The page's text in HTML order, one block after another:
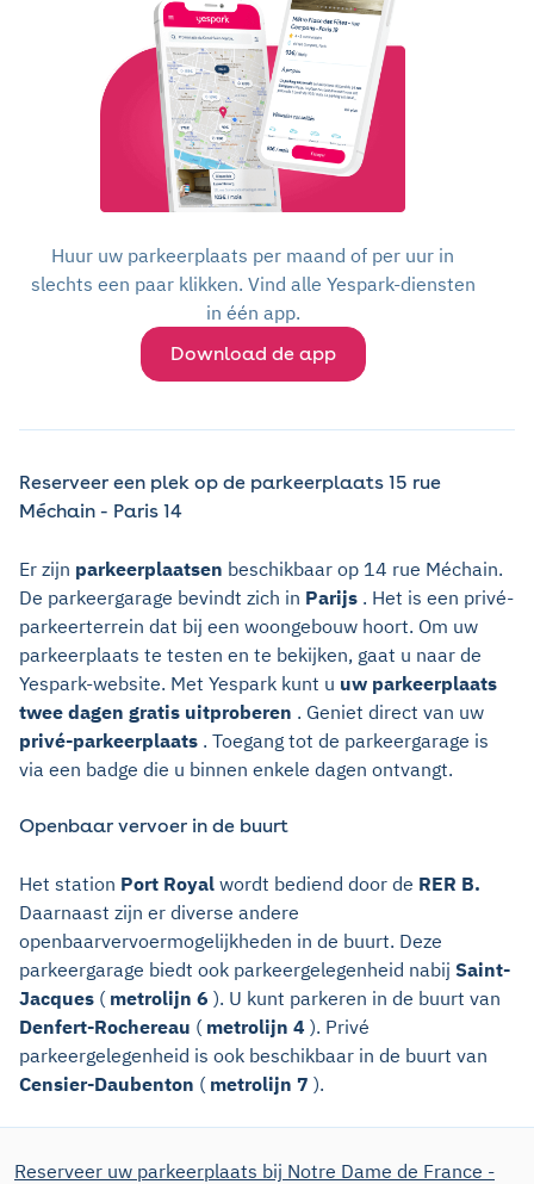
Huur uw parkeerplaats per maand of per uur in
slechts een paar klikken. Vind alle Yespark-diensten
in één app.
Download de app
Reserveer een plek op de parkeerplaats 15 rue
Méchain - Paris 14
Er zijn parkeerplaatsen beschikbaar op 14 rue Méchain.
De parkeergarage bevindt zich in Parijs . Het is een privé-
parkeerterrein dat bij een woongebouw hoort. Om uw
parkeerplaats te testen en te bekijken, gaat u naar de
Yespark-website. Met Yespark kunt u uw parkeerplaats
twee dagen gratis uitproberen . Geniet direct van uw
privé-parkeerplaats . Toegang tot de parkeergarage is
via een badge die u binnen enkele dagen ontvangt.
Openbaar vervoer in de buurt
Het station Port Royal wordt bediend door de RER B.
Daarnaast zijn er diverse andere
openbaarvervoermogelijkheden in de buurt. Deze
parkeergarage biedt ook parkeergelegenheid nabij Saint-
Jacques ( metrolijn 6 ). U kunt parkeren in de buurt van
Denfert-Rochereau ( metrolijn 4 ). Privé
parkeergelegenheid is ook beschikbaar in de buurt van
Censier-Daubenton ( metrolijn 7 ).
Reserveer uw parkeerplaats bij Notre Dame de France -